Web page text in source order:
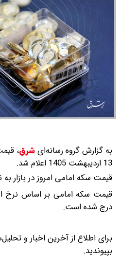
به گزارش گروه رسانه‌ایشرق،
13 اردیبهشت 1405 اعلام شد.
قیمت سکه امامی امروز در بازار به نرخ 205میلیون
قیمت سکه امامی بر اساس نرخ
درج شده است.
برای اطلاع از آخرین اخبار و
بپیوندید.